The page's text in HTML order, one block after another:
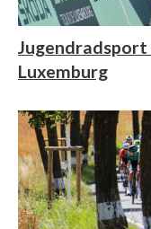
Jugendradsport
Luxemburg